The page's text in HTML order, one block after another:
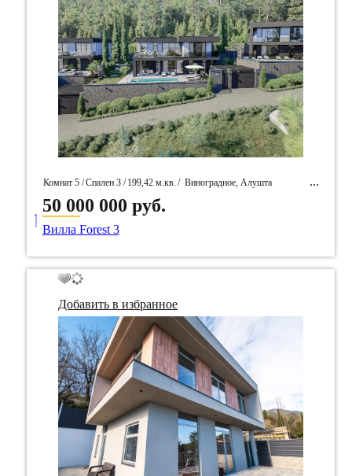
Комнат 5 /Спален 3 / 199,42 м.кв. / Виноградное, Алушта
/ Идентификатор собственность 96536
50 000 000 руб.
____
Вилла Forest 3
Добавить в избранное